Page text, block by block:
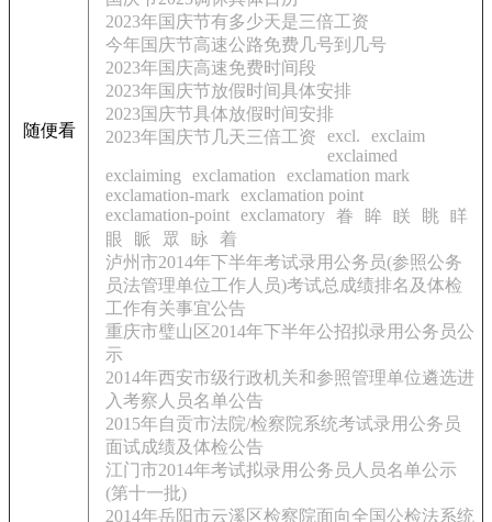
随便看
2023年国庆节有多少天是三倍工资
今年国庆节高速公路免费几号到几号
2023年国庆高速免费时间段
2023年国庆节放假时间具体安排
2023国庆节具体放假时间安排
2023年国庆节几天三倍工资
excl.
exclaim
exclaimed
exclaiming
exclamation
exclamation mark
exclamation-mark
exclamation point
exclamation-point exclamatory 眷 眸 眹 眺 眻
眼
眽 眾 眿
着
泸州市2014年下半年考试录用公务员(参照公务
员法管理单位工作人员)考试总成绩排名及体检
工作有关事宜公告
重庆市璧山区2014年下半年公招拟录用公务员公
示
2014年西安市级行政机关和参照管理单位遴选进
入考察人员名单公告
2015年自贡市法院/检察院系统考试录用公务员
面试成绩及体检公告
江门市2014年考试拟录用公务员人员名单公示
(第十一批)
2014年岳阳市云溪区检察院面向全国公检法系统